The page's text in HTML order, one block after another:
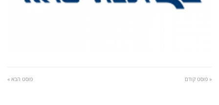
« פוסט קודם פוסט הבא »